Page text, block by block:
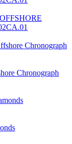
Chronograph